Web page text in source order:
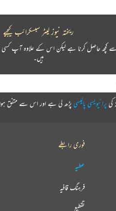
ریختہ نیوز لیٹر سبسکرائب کیجیے
کچھ حاصل کرنا ہے لیکن اس کے علاوہ آپ کسی
ہیں۔
کیپرائیویسی پالیسیپڑھ لی ہے اور اس سے متفق
فوری رابطے
عطیہ
فرہنگ قافیہ
تقطیع